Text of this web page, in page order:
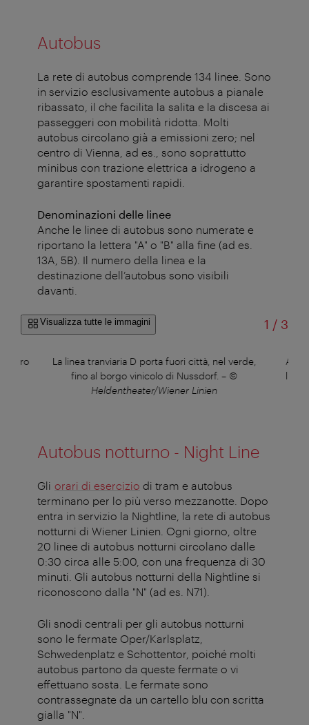
Autobus
La rete di autobus comprende 134 linee. Sono
in servizio esclusivamente autobus a pianale
ribassato, il che facilita la salita e la discesa ai
passeggeri con mobilità ridotta. Molti
autobus circolano già a emissioni zero; nel
centro di Vienna, ad es., sono soprattutto
minibus con trazione elettrica a idrogeno a
garantire spostamenti rapidi.
Denominazioni delle linee
Anche le linee di autobus sono numerate e
riportano la lettera "A" o "B" alla fine (ad es.
13A, 5B). Il numero della linea e la
destinazione dell’autobus sono visibili
davanti.
Visualizza tutte le immagini 1 /di
3
La linea tranviaria D porta fuori città, nel verde,
fino al borgo vinicolo di Nussdorf. – ©
Heldentheater/Wiener Linien
Alla
Autobus notturno - Night Line
Gli orari di esercizio di tram e autobus
terminano per lo più verso mezzanotte. Dopo
entra in servizio la Nightline, la rete di autobus
notturni di Wiener Linien. Ogni giorno, oltre
20 linee di autobus notturni circolano dalle
0:30 circa alle 5:00, con una frequenza di 30
minuti. Gli autobus notturni della Nightline si
riconoscono dalla "N" (ad es. N71).
Gli snodi centrali per gli autobus notturni
sono le fermate Oper/Karlsplatz,
Schwedenplatz e Schottentor, poiché molti
autobus partono da queste fermate o vi
effettuano sosta. Le fermate sono
contrassegnate da un cartello blu con scritta
gialla "N".